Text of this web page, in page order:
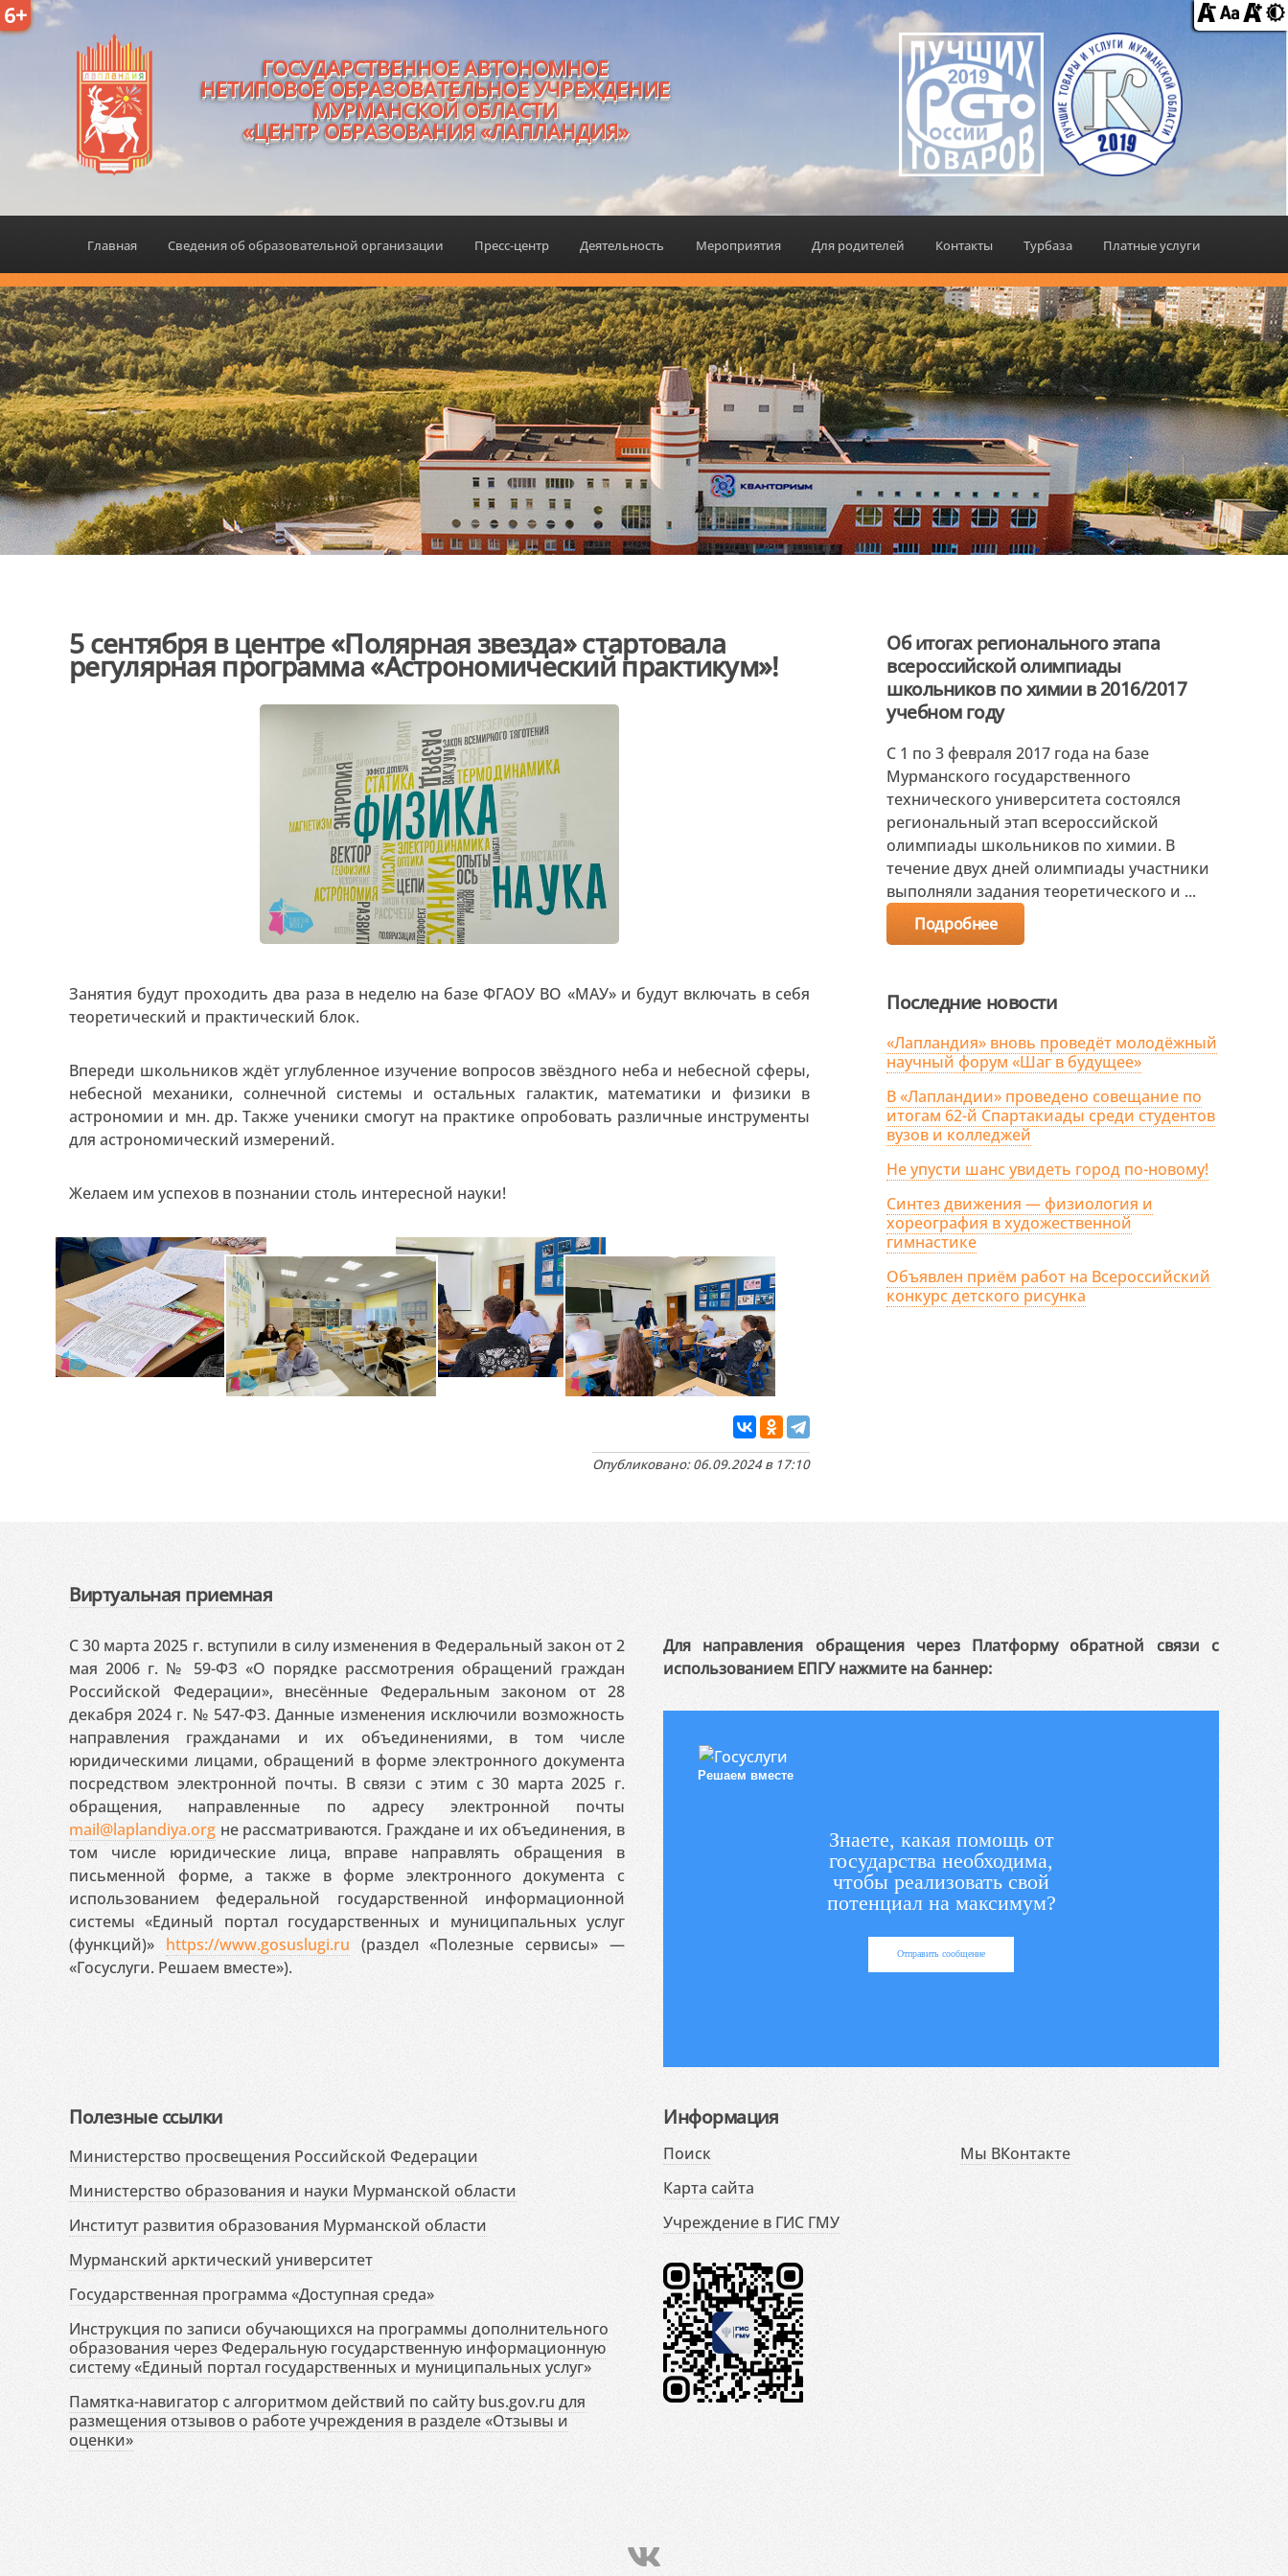
6+
ГОСУДАРСТВЕННОЕ АВТОНОМНОЕ
НЕТИПОВОЕ ОБРАЗОВАТЕЛЬНОЕ УЧРЕЖДЕНИЕ
МУРМАНСКОЙ ОБЛАСТИ
«ЦЕНТР ОБРАЗОВАНИЯ «ЛАПЛАНДИЯ»
Главная Сведения об образовательной организации Пресс-центр Деятельность Мероприятия Для родителей Контакты Турбаза Платные услуги
5 сентября в центре «Полярная звезда» стартовала
регулярная программа «Астрономический практикум»!
Занятия будут проходить два раза в неделю на базе ФГАОУ ВО «МАУ» и будут включать в себя
теоретический и практический блок.
Впереди школьников ждёт углубленное изучение вопросов звёздного неба и небесной сферы,
небесной механики, солнечной системы и остальных галактик, математики и физики в
астрономии и мн. др. Также ученики смогут на практике опробовать различные инструменты
для астрономический измерений.
Желаем им успехов в познании столь интересной науки!
Опубликовано: 06.09.2024 в 17:10
Об итогах регионального этапа
всероссийской олимпиады
школьников по химии в 2016/2017
учебном году
С 1 по 3 февраля 2017 года на базе
Мурманского государственного
технического университета состоялся
региональный этап всероссийской
олимпиады школьников по химии. В
течение двух дней олимпиады участники
выполняли задания теоретического и ...
Подробнее
Последние новости
«Лапландия» вновь проведёт молодёжный
научный форум «Шаг в будущее»
В «Лапландии» проведено совещание по
итогам 62-й Спартакиады среди студентов
вузов и колледжей
Не упусти шанс увидеть город по-новому!
Синтез движения — физиология и
хореография в художественной
гимнастике
Объявлен приём работ на Всероссийский
конкурс детского рисунка
Виртуальная приемная
С 30 марта 2025 г. вступили в силу изменения в Федеральный закон от 2
мая 2006 г. № 59-ФЗ «О порядке рассмотрения обращений граждан
Российской Федерации», внесённые Федеральным законом от 28
декабря 2024 г. № 547-ФЗ. Данные изменения исключили возможность
направления гражданами и их объединениями, в том числе
юридическими лицами, обращений в форме электронного документа
посредством электронной почты. В связи с этим с 30 марта 2025 г.
обращения, направленные по адресу электронной почты
mail@laplandiya.org не рассматриваются. Граждане и их объединения, в
том числе юридические лица, вправе направлять обращения в
письменной форме, а также в форме электронного документа с
использованием федеральной государственной информационной
системы «Единый портал государственных и муниципальных услуг
(функций)» https://www.gosuslugi.ru (раздел «Полезные сервисы» —
«Госуслуги. Решаем вместе»).
Для направления обращения через Платформу обратной связи с
использованием ЕПГУ нажмите на баннер:
Решаем вместе
Знаете, какая помощь от
государства необходима,
чтобы реализовать свой
потенциал на максимум?
Отправить сообщение
Полезные ссылки
Министерство просвещения Российской Федерации
Министерство образования и науки Мурманской области
Институт развития образования Мурманской области
Мурманский арктический университет
Государственная программа «Доступная среда»
Инструкция по записи обучающихся на программы дополнительного
образования через Федеральную государственную информационную
систему «Единый портал государственных и муниципальных услуг»
Памятка-навигатор с алгоритмом действий по сайту bus.gov.ru для
размещения отзывов о работе учреждения в разделе «Отзывы и
оценки»
Информация
Поиск
Карта сайта
Учреждение в ГИС ГМУ
Мы ВКонтакте